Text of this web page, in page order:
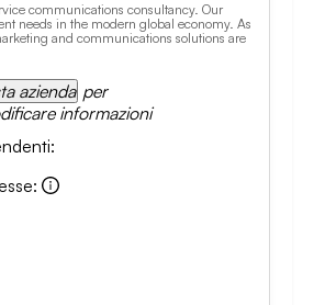
communications consultancy. Our
needs in the modern global economy. As
and communications solutions are
azienda per
informazioni
:
: